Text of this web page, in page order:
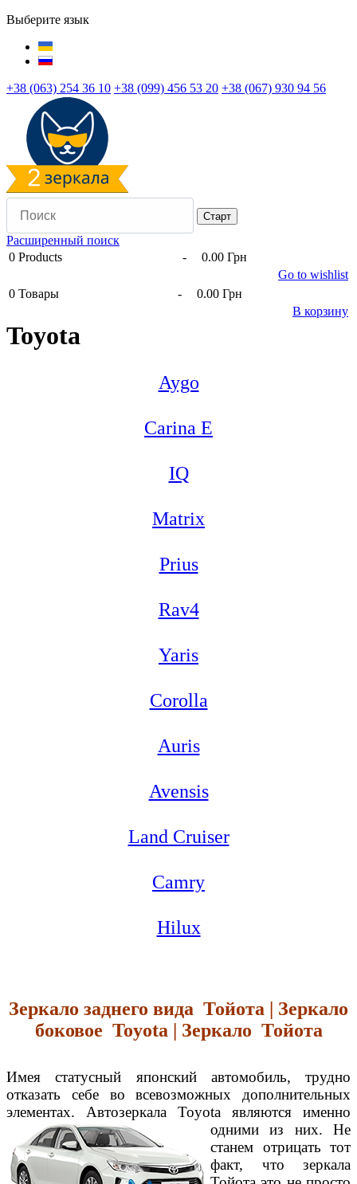
Выберите язык
+38 (063) 254 36 10 +38 (099) 456 53 20 +38 (067) 930 94 56
Расширенный поиск
0 Products -
0.00 Грн
Go to wishlist
0 Товары -
0.00 Грн
В корзину
Toyota
Aygo
Carina E
IQ
Matrix
Prius
Rav4
Yaris
Corolla
Auris
Avensis
Land Cruiser
Camry
Hilux
Зеркало заднего вида Тойота | Зеркало
боковое Toyota | Зеркало Тойота
Имея статусный японский автомобиль, трудно
отказать себе во всевозможных дополнительных
элементах. Автозеркала Toyota являются именно
одними из них. Не
станем отрицать тот
факт, что зеркала